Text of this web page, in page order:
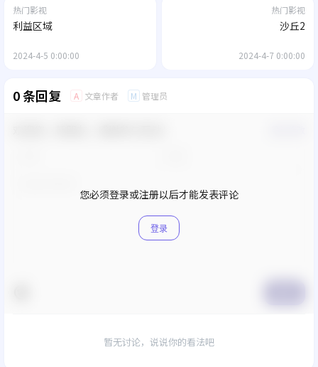
热门影视
利益区域
2024-4-5 0:00:00
热门影视
沙丘2
2024-4-7 0:00:00
0 条回复 A 文章作者 M 管理员
您必须登录或注册以后才能发表评论
登录
暂无讨论，说说你的看法吧